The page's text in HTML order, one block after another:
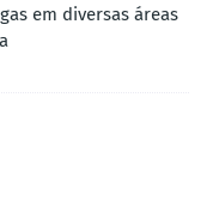
em diversas áreas